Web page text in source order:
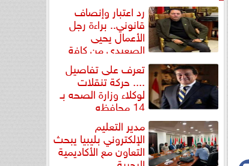
رد اعتبار وإنصاف
قانوني.. براءة رجل
الأعمال يحيى
الصعيدي من كافة
التهم... تعرف على تفاصيل
.... حركة تنقلات
لوكلاء وزارة الصحه بـ
14 محافظه
مدير التعليم
الإلكتروني بليبيا يبحث
التعاون مع الأكاديمية